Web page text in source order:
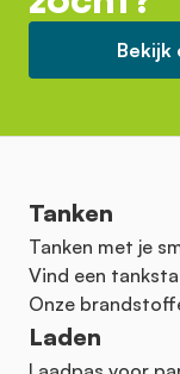
Bekijk
Tanken
Tanken met je
Vind een
Onze
Laden